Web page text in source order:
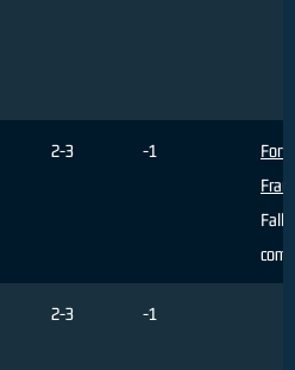
2-3 -1
Forti
Fallo
2-3 -1